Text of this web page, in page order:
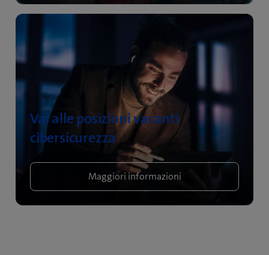
Vai alle posizioni vacanti
cibersicurezza
Maggiori informazioni